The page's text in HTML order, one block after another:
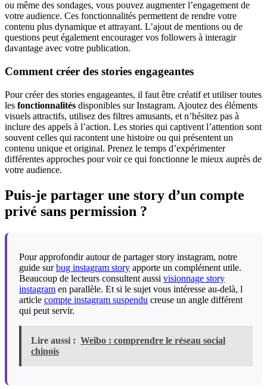
ou même des sondages, vous pouvez augmenter l’engagement de
votre audience. Ces fonctionnalités permettent de rendre votre
contenu plus dynamique et attrayant. L’ajout de mentions ou de
questions peut également encourager vos followers à interagir
davantage avec votre publication.
Comment créer des stories engageantes
Pour créer des stories engageantes, il faut être créatif et utiliser toutes
les fonctionnalités disponibles sur Instagram. Ajoutez des éléments
visuels attractifs, utilisez des filtres amusants, et n’hésitez pas à
inclure des appels à l’action. Les stories qui captivent l’attention sont
souvent celles qui racontent une histoire ou qui présentent un
contenu unique et original. Prenez le temps d’expérimenter
différentes approches pour voir ce qui fonctionne le mieux auprès de
votre audience.
Puis-je partager une story d’un compte
privé sans permission ?
Pour approfondir autour de partager story instagram, notre
guide surbug instagram story apporte un complément utile.
Beaucoup de lecteurs consultent aussi visionnage story
instagram en parallèle. Et si le sujet vous intéresse au-delà, l
article compte instagram suspendu creuse un angle différent
qui peut servir.
Lire aussi : Weibo : comprendre le réseau social
chinois